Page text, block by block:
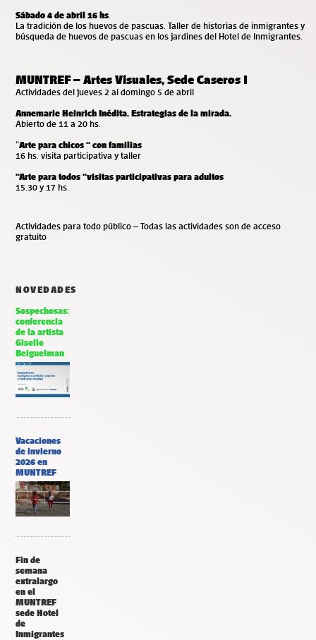
Sábado 4 de abril 16 hs
La tradición de los huevos de pascuas. Taller de historias de inmigrantes y
búsqueda de huevos de pascuas en los jardines del Hotel de Inmigrantes.
MUNTREF – Artes Visuales, Sede Caseros I
Actividades del jueves 2 al domingo 5 de abril
Annemarie Heinrich Inédita. Estrategias de la mirada.
Abierto de 11 a 20 hs.
“Arte para chicos “ con familias
16 hs. visita participativa y taller
“Arte para todos “visitas participativas para adultos
15.30 y 17 hs.
Actividades para todo público – Todas las actividades son de acceso
gratuito
NOVEDADES
Sospechosas:
conferencia
de la artista
Giselle
Beiguelman
Vacaciones
de invierno
2026 en
MUNTREF
Fin de
semana
extralargo
en el
MUNTREF
sede Hotel
de
Inmigrantes